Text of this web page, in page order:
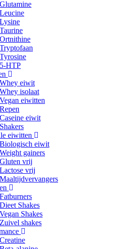
Glutamine
Leucine
Lysine
Taurine
Ortnithine
Tryptofaan
Tyrosine
5-HTP
Whey eiwit
Whey isolaat
Vegan eiwitten
Repen
Caseine eiwit
Shakers
eiwitten
Biologisch eiwit
Weight gainers
Gluten vrij
Lactose vrij
Maaltijdvervangers
Fatburners
Dieet Shakes
Vegan Shakes
Zuivel shakes
Creatine